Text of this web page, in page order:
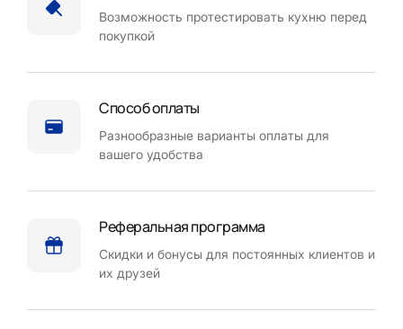
Возможность протестировать кухню перед
покупкой
Способ оплаты
Разнообразные варианты оплаты для
вашего удобства
Реферальная программа
Скидки и бонусы для постоянных клиентов и
их друзей